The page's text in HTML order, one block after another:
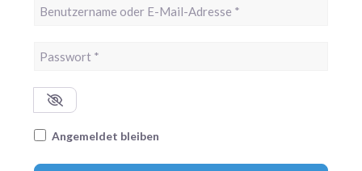
Benutzername oder E-Mail-Adresse
Passwort *
Angemeldet bleiben